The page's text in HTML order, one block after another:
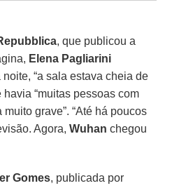
, que publicou a
Elena Pagliarini
“a sala estava cheia de
havia “muitas pessoas com
grave”. “Até há poucos
Agora,Wuhan chegou
Gomes, publicada por